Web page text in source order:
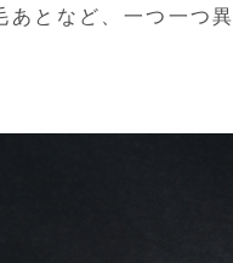
あとなど、一つ一つ異